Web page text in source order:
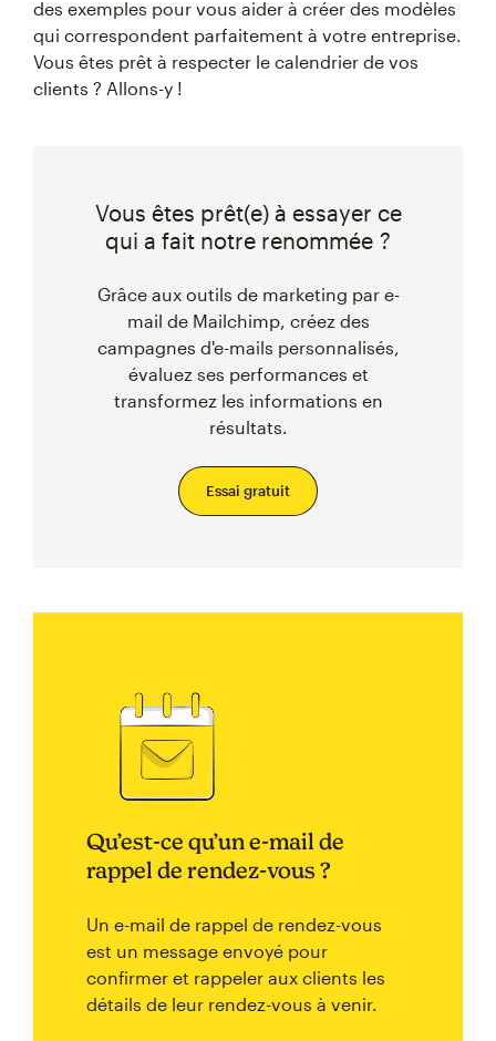
des exemples pour vous aider à créer des modèles
qui correspondent parfaitement à votre entreprise.
Vous êtes prêt à respecter le calendrier de vos
clients ? Allons-y !
Vous êtes prêt(e) à essayer ce
qui a fait notre renommée ?
Grâce aux outils de marketing par e-
mail de Mailchimp, créez des
campagnes d'e-mails personnalisés,
évaluez ses performances et
transformez les informations en
résultats.
Essai gratuit
Qu’est-ce qu’un e-mail de
rappel de rendez-vous ?
Un e-mail de rappel de rendez-vous
est un message envoyé pour
confirmer et rappeler aux clients les
détails de leur rendez-vous à venir.